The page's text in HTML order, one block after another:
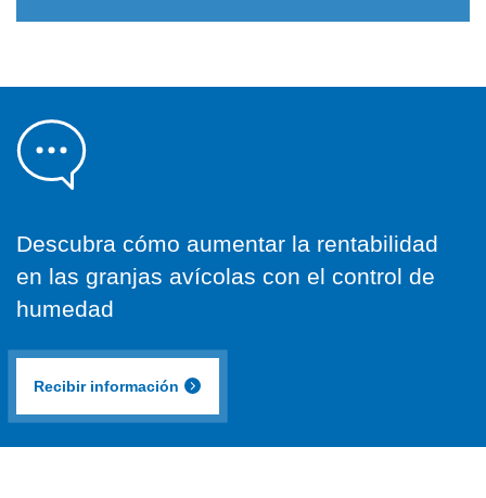
Descubra cómo aumentar la rentabilidad
en las granjas avícolas con el control de
humedad
Recibir información